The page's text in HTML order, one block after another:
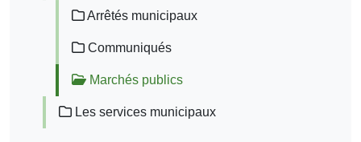
Arrêtés municipaux
Communiqués
Marchés publics
Les services municipaux